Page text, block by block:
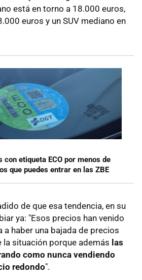
está en torno a 18.000 euros,
euros y un SUV mediano en
con etiqueta ECO por menos de
que puedes entrar en las ZBE
de que esa tendencia, en su
ya: "Esos precios han venido
a haber una bajada de precios
la situación porque además las
como nunca vendiendo
redondo".